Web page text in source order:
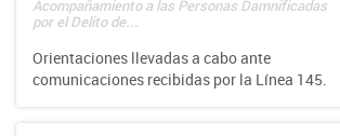
Acompañamiento a las Personas Damnificadas
por el Delito de...
Orientaciones llevadas a cabo ante
comunicaciones recibidas por la Línea 145.